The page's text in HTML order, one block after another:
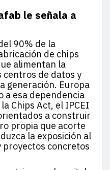
le señala a
90% de la
de chips
alimentan la
de datos y
generación. Europa
a esa dependencia
Chips Act, el IPCEI
a construir
propia que acorte
la exposición al
proyectos concretos